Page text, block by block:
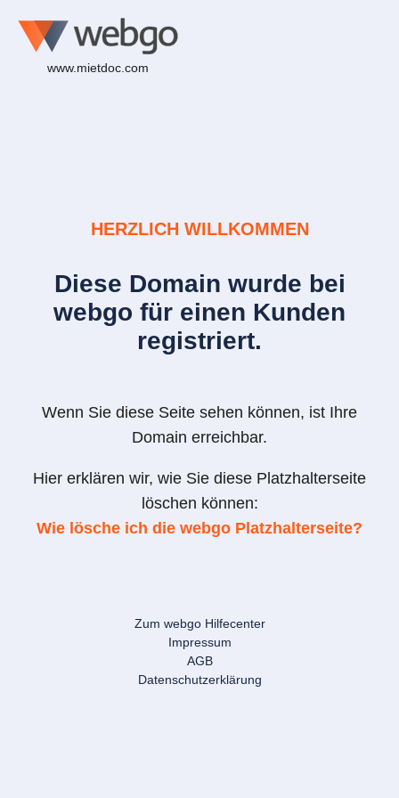
www.mietdoc.com
HERZLICH WILLKOMMEN
Diese Domain wurde bei
webgo für einen Kunden
registriert.
Wenn Sie diese Seite sehen können, ist Ihre
Domain erreichbar.
Hier erklären wir, wie Sie diese Platzhalterseite
löschen können:
Wie lösche ich die webgo Platzhalterseite?
Zum webgo Hilfecenter
Impressum
AGB
Datenschutzerklärung